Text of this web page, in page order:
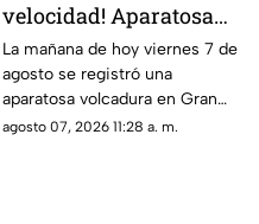
velocidad! Aparatosa
VOLCADURA hoy
viernes 7 de agosto en
San Pedro Cholul; ¿Hay
heridos?
La mañana de hoy viernes 7 de
agosto se registró una
aparatosa volcadura en Gran
San Pedro Cholul, al norte de la
agosto 07, 2026 11:28 a. m.